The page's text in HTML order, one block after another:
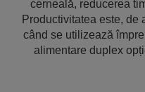
cerneală, reducerea
Productivitatea este, de
când se utilizează
alimentare duplex